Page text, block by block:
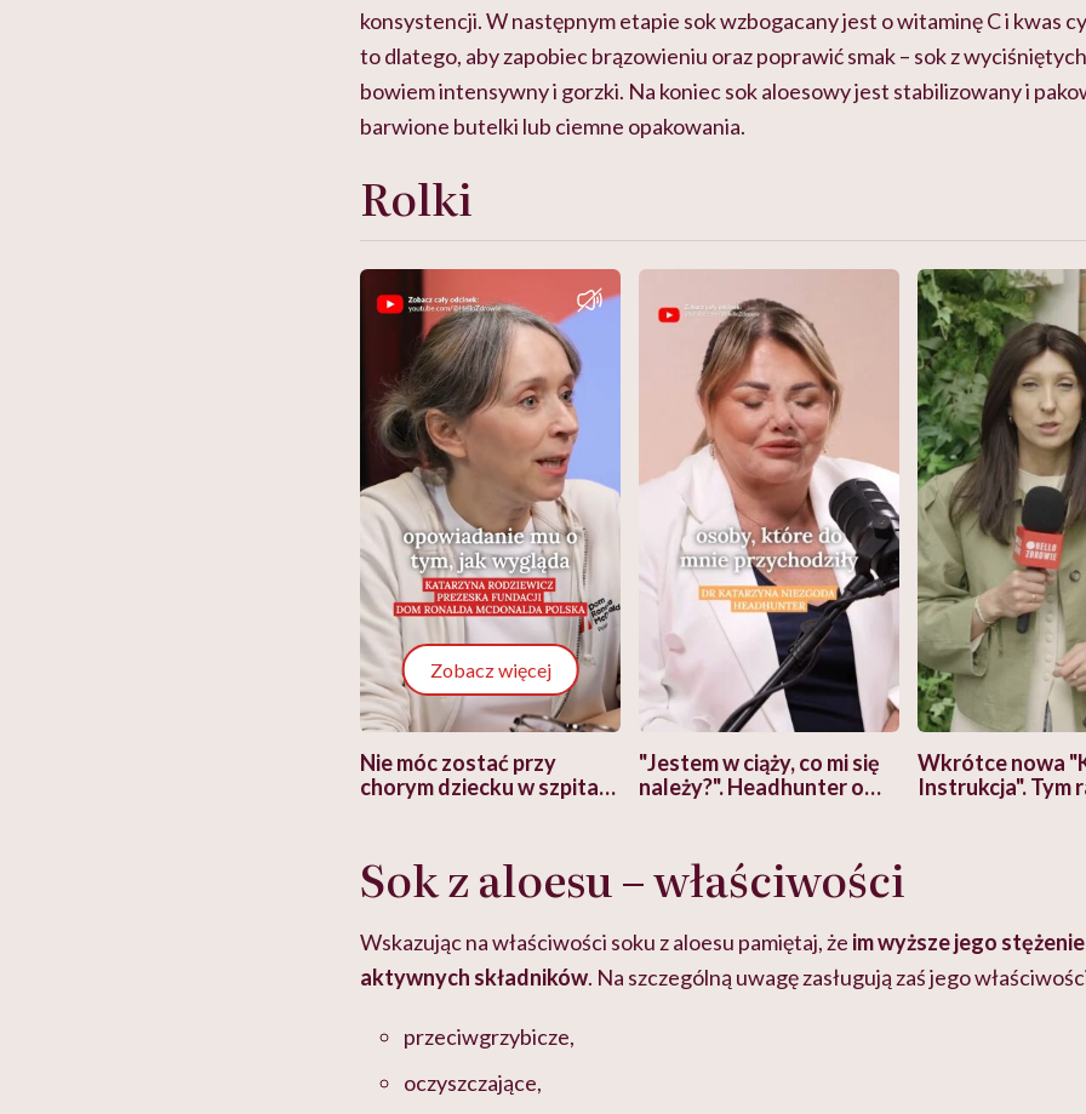
konsystencji. W następnym etapie sok wzbogacany jest o witaminę C i kwas
to dlatego, aby zapobiec brązowieniu oraz poprawić smak – sok z
bowiem intensywny i gorzki. Na koniec sok aloesowy jest stabilizowany i
barwione butelki lub ciemne opakowania.
Rolki
Zobacz więcej
Nie móc zostać przy
chorym dziecku w szpitalu
głupota i brak wyobraźni"
"Jestem w ciąży, co mi się
należy?". Headhunter o
pracy
Wkrótce nowa
Instrukcja". Tym
Sok z aloesu – właściwości
Wskazując na właściwości soku z aloesu pamiętaj, że im wyższe jego
aktywnych składników. Na szczególną uwagę zasługują zaś jego
przeciwgrzybicze,
oczyszczające,